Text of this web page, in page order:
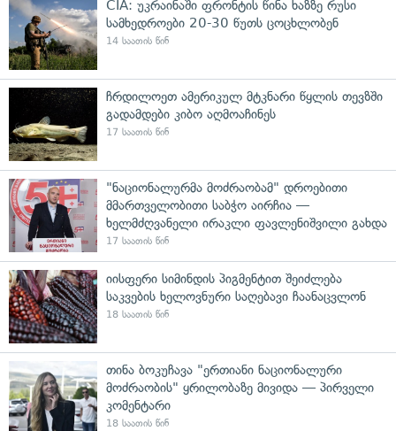
CIA: უკრაინაში ფრონტის წინა ხაზზე რუსი
სამხედროები 20-30 წუთს ცოცხლობენ
14 საათის წინ
ჩრდილოეთ ამერიკულ მტკნარი წყლის თევზში
გადამდები კიბო აღმოაჩინეს
17 საათის წინ
"ნაციონალურმა მოძრაობამ" დროებითი
მმართველობითი საბჭო აირჩია —
ხელმძღვანელი ირაკლი ფავლენიშვილი გახდა
17 საათის წინ
იისფერი სიმინდის პიგმენტით შეიძლება
საკვების ხელოვნური საღებავი ჩაანაცვლონ
18 საათის წინ
თინა ბოკუჩავა "ერთიანი ნაციონალური
მოძრაობის" ყრილობაზე მივიდა — პირველი
კომენტარი
18 საათის წინ